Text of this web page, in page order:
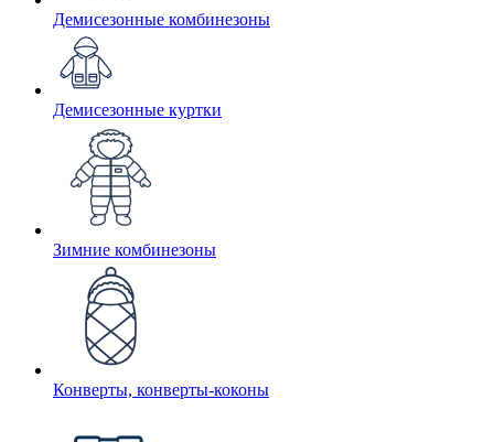
Демисезонные комбинезоны
Демисезонные куртки
Зимние комбинезоны
Конверты, конверты-коконы